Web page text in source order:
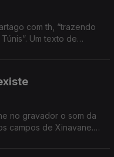
com th, “trazendo
texto de
no gravador o som da
campos de Xinavane.